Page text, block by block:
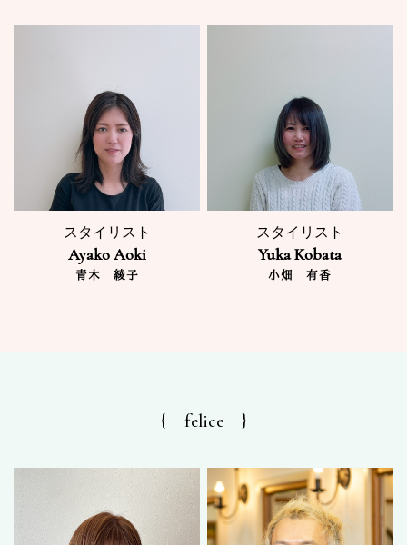
スタイリスト
Ayako Aoki
青木 綾子
スタイリスト
Yuka Kobata
小畑 有香
{ felice }